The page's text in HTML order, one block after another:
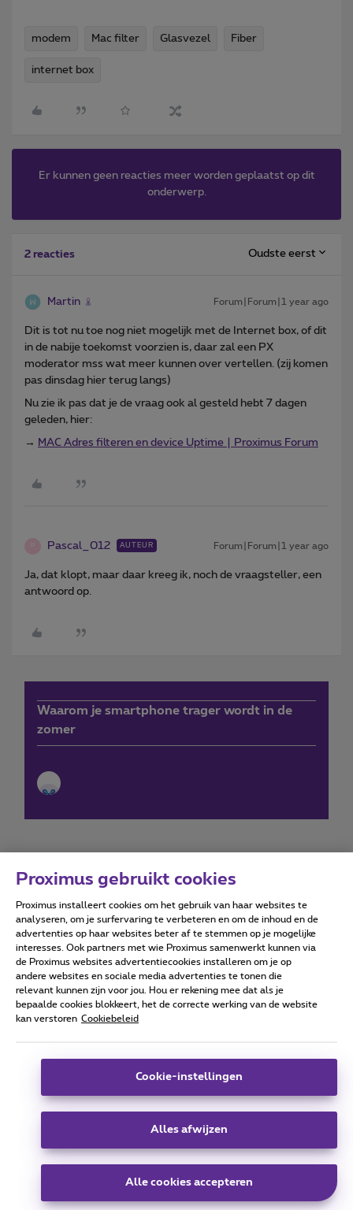
modem Mac filter Glasvezel Fiber
internet box
Er kunnen geen reacties meer worden geplaatst op dit
onderwerp.
2 reacties Oudste eerst
Martin Forum|Forum|1 year ago
Dit is tot nu toe nog niet mogelijk met de Internet box, of dit
in de nabije toekomst voorzien is, daar zal een PX
moderator mss wat meer kunnen over vertellen. (zij komen
pas dinsdag hier terug langs)
Nu zie ik pas dat je de vraag ook al gesteld hebt 7 dagen
geleden, hier:
→ MAC Adres filteren en device Uptime | Proximus Forum
Pascal_012 AUTEUR Forum|Forum|1 year ago
Ja, dat klopt, maar daar kreeg ik, noch de vraagsteller, een
antwoord op.
Waarom je smartphone trager wordt in de
zomer
Forumvoorwaarden Accessibility statement
Alle rechten voorbehouden. © Proximus
Algemene voorwaarden, consumenteninfo
Deze website is gecreëerd en wordt beheerd conform het
Koning Albert II-laan 27 - B-1030 Brussel.
Carrier & Wholesale Solutions
Telindus
|Sitemap
Proximus gebruikt cookies
Proximus installeert cookies om het gebruik van haar websites te
analyseren, om je surfervaring te verbeteren en om de inhoud en de
advertenties op haar websites beter af te stemmen op je mogelijke
interesses. Ook partners met wie Proximus samenwerkt kunnen via
de Proximus websites advertentiecookies installeren om je op
andere websites en sociale media advertenties te tonen die
relevant kunnen zijn voor jou. Hou er rekening mee dat als je
bepaalde cookies blokkeert, het de correcte werking van de website
kan verstoren Cookiebeleid
Cookie-instellingen
Alles afwijzen
Alle cookies accepteren